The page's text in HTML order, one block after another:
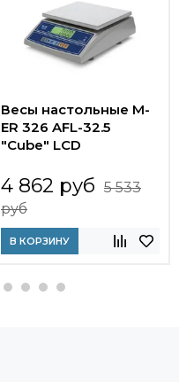
Весы настольные M-
ER 326 AFL-32.5
"Cube" LCD
4 862 руб 5 533
руб
В КОРЗИНУ